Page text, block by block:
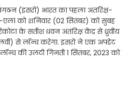
(इसरो) भारत का पहला अंतरिक्ष-
एल1 को शनिवार (02 सितंबर) को सुबह
के सतीश धवन अंतरिक्ष केंद्र से ध्रुवीय
से लॉन्च करेगा. इसरो ने एक अपडेट
की उलटी गिनती 1 सितंबर, 2023 को